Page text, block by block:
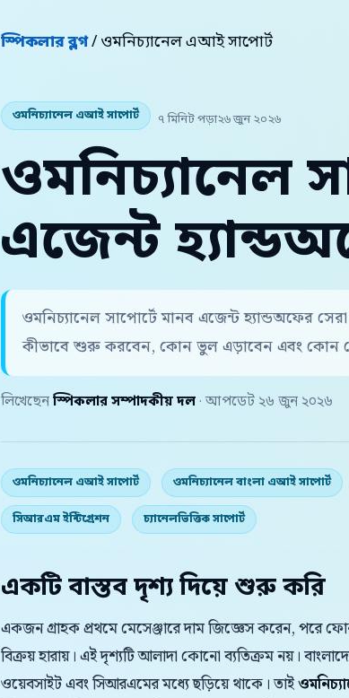
স্পিকলার ব্লগ/ ওমনিচ্যানেল এআই সাপোর্ট
ওমনিচ্যানেল এআই সাপোর্ট ৭ মিনিট পড়া২৬ জুন ২০২৬
ওমনিচ্যানেল
এজেন্ট
ওমনিচ্যানেল সাপোর্টে মানব এজেন্ট হ্যান্ডঅফের
কীভাবে শুরু করবেন, কোন ভুল এড়াবেন এবং কোন
লিখেছেন স্পিকলার সম্পাদকীয় দল · আপডেট ২৬ জুন ২০২৬
ওমনিচ্যানেল এআই সাপোর্ট ওমনিচ্যানেল বাংলা এআই সাপোর্ট
সিআরএম ইন্টিগ্রেশন চ্যানেলভিত্তিক সাপোর্ট
একটি বাস্তব দৃশ্য দিয়ে শুরু করি
একজন গ্রাহক প্রথমে মেসেঞ্জারে দাম জিজ্ঞেস করেন, পরে
বিক্রয় হারায়। এই দৃশ্যটি আলাদা কোনো ব্যতিক্রম নয়।
ওয়েবসাইট এবং সিআরএমের মধ্যে ছড়িয়ে থাকে। তাই